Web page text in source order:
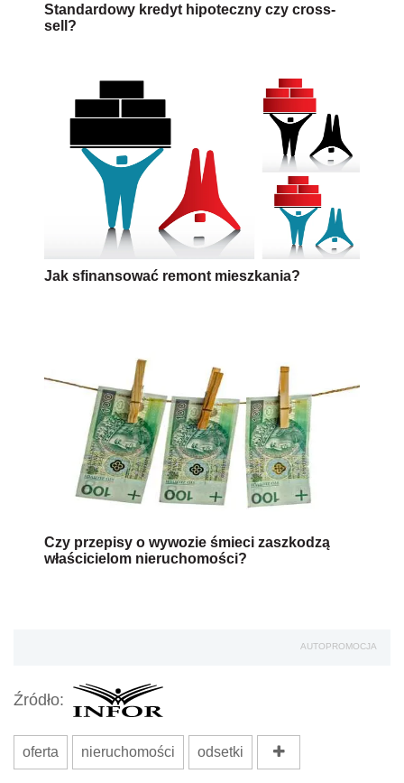
Standardowy kredyt hipoteczny czy cross-
sell?
Jak sfinansować remont mieszkania?
Czy przepisy o wywozie śmieci zaszkodzą
właścicielom nieruchomości?
AUTOPROMOCJA
Źródło:
oferta nieruchomości odsetki